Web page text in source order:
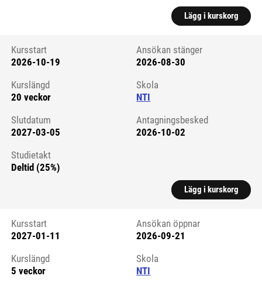
Lägg i kurskorg
Kursstart 6281753
Kursstart
2026-10-19
Ansökan stänger
2026-08-30
Kurslängd
20 veckor
Skola
NTI
Slutdatum
2027-03-05
Antagningsbesked
2026-10-02
Studietakt
Deltid (25%)
Lägg i kurskorg
Kursstart 6322725
Kursstart
2027-01-11
Ansökan öppnar
2026-09-21
Kurslängd
5 veckor
Skola
NTI